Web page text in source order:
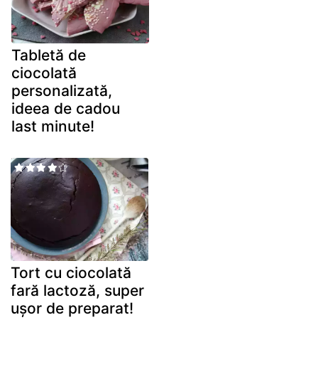
Tabletă de
ciocolată
personalizată,
ideea de cadou
last minute!
Tort cu ciocolată
fară lactoză, super
ușor de preparat!